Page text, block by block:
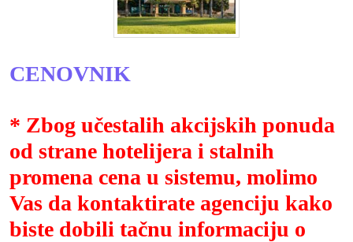
CENOVNIK
* Zbog učestalih akcijskih ponuda
od strane hotelijera i stalnih
promena cena u sistemu, molimo
Vas da kontaktirate agenciju kako
biste dobili tačnu informaciju o